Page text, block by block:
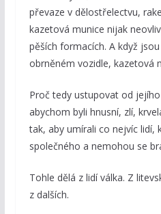
převaze v dělostřelectvu,
kazetová munice nijak
pěších formacích. A když
obrněném vozidle, kazetová
Proč tedy ustupovat od
abychom byli hnusní, zlí,
tak, aby umírali co nejvíc lidí,
společného a nemohou se
Tohle dělá z lidí válka. Z
z dalších.